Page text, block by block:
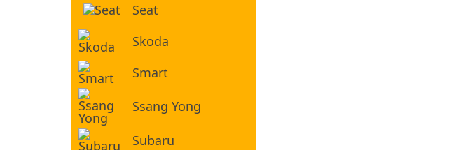
Seat
Skoda
Smart
Ssang Yong
Subaru